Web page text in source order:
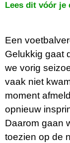
Lees dit vóór
Een
Gelukkig gaat
we vorig
vaak niet
moment
opnieuw
Daarom gaan
toezien op de